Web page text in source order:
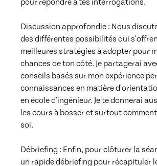
pour répondre à tes interrogations.
Discussion approfondie : Nous
des différentes possibilités qui
meilleures stratégies à adopter pour
chances de ton côté. Je partagerai
conseils basés sur mon expérience
connaissances en matière
en école d'ingénieur. Je te donnerai
les cours à bosser et surtout
soi.
Débriefing : Enfin, pour clôturer la
un rapide débriefing pour récapituler